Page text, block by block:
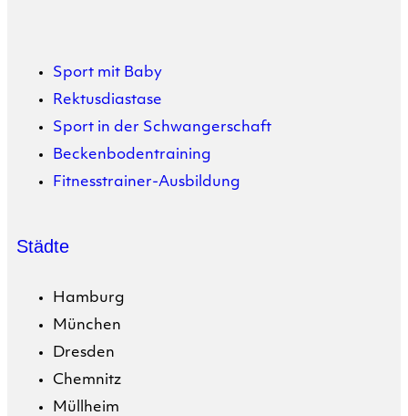
Sport mit Baby
Rektusdiastase
Sport in der Schwangerschaft
Beckenbodentraining
Fitnesstrainer-Ausbildung
Städte
Hamburg
München
Dresden
Chemnitz
Müllheim